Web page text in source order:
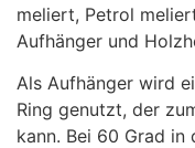
meliert, Petrol
Aufhänger und
Als Aufhänger wird
Ring genutzt, der
kann. Bei 60 Grad in